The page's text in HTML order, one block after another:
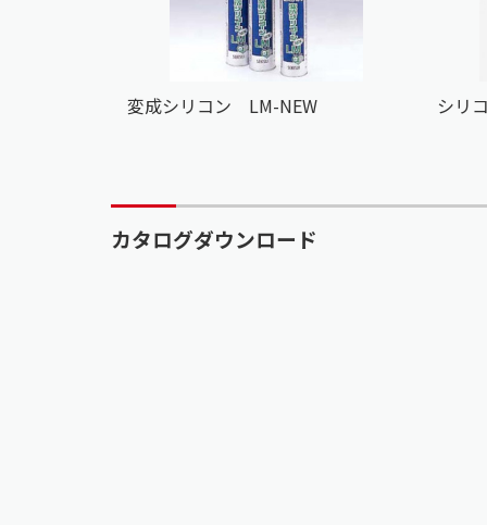
変成シリコン LM-NEW シリ
カタログダウンロード